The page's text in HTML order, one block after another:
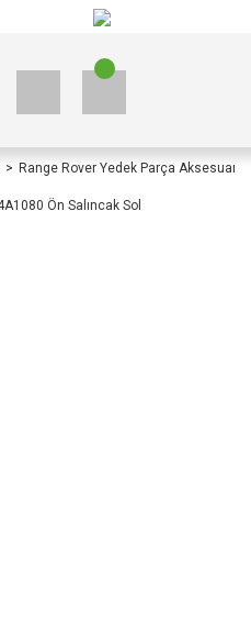
Range Rover Yedek Parça Aksesuar